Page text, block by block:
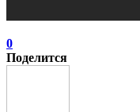
0
Поделится